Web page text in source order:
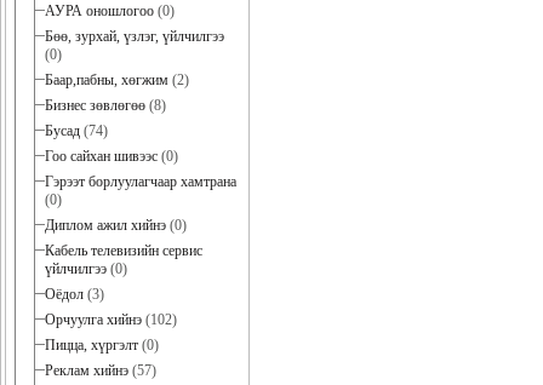
АУРА оношлогоо (0)
Бөө, зурхай, үзлэг, үйлчилгээ
(0)
Баар,пабны, хөгжим (2)
Бизнес зөвлөгөө (8)
Бусад (74)
Гоо сайхан шивээс (0)
Гэрээт борлуулагчаар хамтрана
(0)
Диплом ажил хийнэ (0)
Кабель телевизийн сервис
үйлчилгээ (0)
Оёдол (3)
Орчуулга хийнэ (102)
Пицца, хүргэлт (0)
Реклам хийнэ (57)